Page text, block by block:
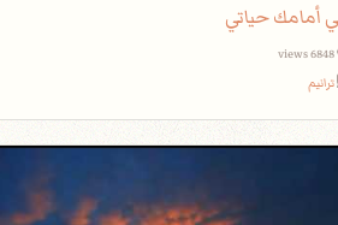
أمامك حياتي
6848 views
ترانيم